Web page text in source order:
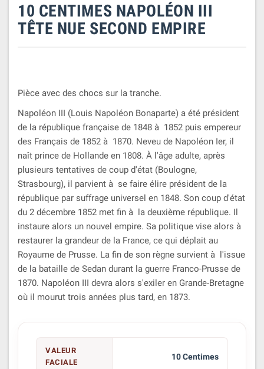
10 CENTIMES NAPOLÉON III
TÊTE NUE SECOND EMPIRE
Pièce avec des chocs sur la tranche.
Napoléon III (Louis Napoléon Bonaparte) a été président
de la république française de 1848 à 1852 puis empereur
des Français de 1852 à 1870. Neveu de Napoléon Ier, il
naît prince de Hollande en 1808. À l'âge adulte, après
plusieurs tentatives de coup d'état (Boulogne,
Strasbourg), il parvient à se faire élire président de la
république par suffrage universel en 1848. Son coup d'état
du 2 décembre 1852 met fin à la deuxième république. Il
instaure alors un nouvel empire. Sa politique vise alors à
restaurer la grandeur de la France, ce qui déplait au
Royaume de Prusse. La fin de son règne survient à l'issue
de la bataille de Sedan durant la guerre Franco-Prusse de
1870. Napoléon III devra alors s'exiler en Grande-Bretagne
où il mourut trois années plus tard, en 1873.
VALEUR
FACIALE
10 Centimes